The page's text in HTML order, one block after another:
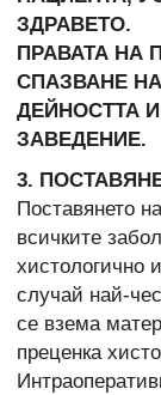
ЗДРАВЕТО.
ПРАВАТА НА
СПАЗВАНЕ
ДЕЙНОСТТА
ЗАВЕДЕНИЕ.
3.
Поставянето
всичките
хистологично
случай най-
се взема
преценка